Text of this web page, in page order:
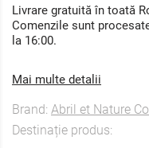
Livrare gratuită în toată
Comenzile sunt
la 16:00.
Mai multe detalii
Brand: Abril et Nature
Destinație produs: